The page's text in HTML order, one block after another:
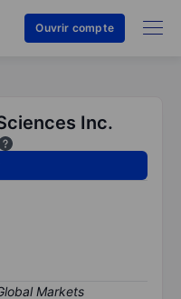
Ouvrir compte
Inc.